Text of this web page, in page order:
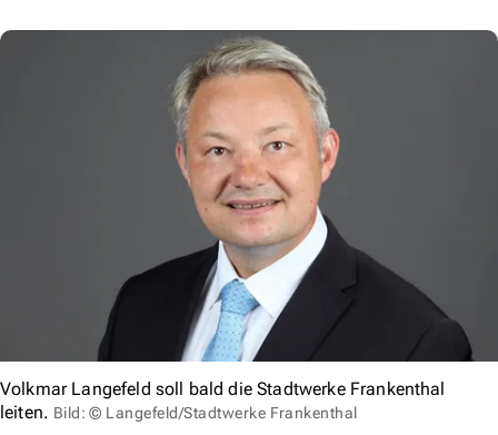
Volkmar Langefeld soll bald die Stadtwerke Frankenthal
leiten. Bild: © Langefeld/Stadtwerke Frankenthal